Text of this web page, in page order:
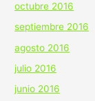
octubre 2016
septiembre 2016
agosto 2016
julio 2016
junio 2016